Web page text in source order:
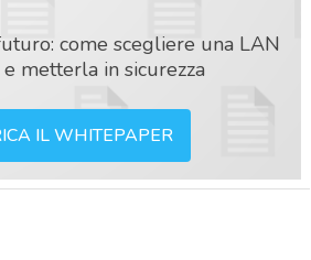
come scegliere una LAN
metterla in sicurezza
IL WHITEPAPER